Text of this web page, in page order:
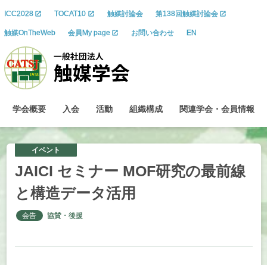
ICC2028 TOCAT10 触媒討論会 第138回触媒討論会
触媒OnTheWeb 会員My page お問い合わせ EN
学会概要 入会 活動 組織構成 関連学会 ・ 会員情報
イベント
JAICI セミナー MOF研究の最前線
と構造データ活用
会告 協賛・後援